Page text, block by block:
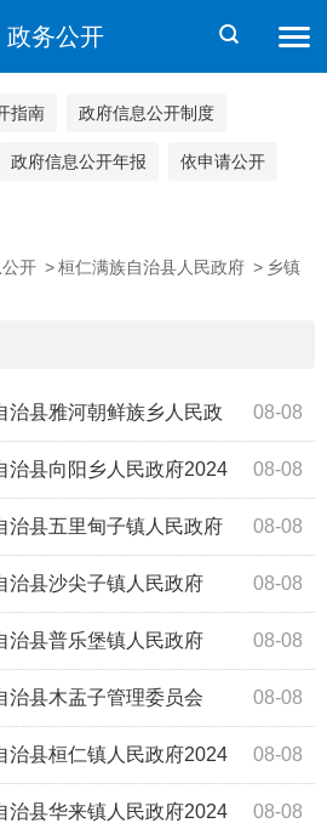
政务公开
指南 政府信息公开制度
政府信息公开年报 依申请公开
开 > 桓仁满族自治县人民政府 > 乡镇
08-08
治县雅河朝鲜族乡人民政
报告 08-08
治县向阳乡人民政府2024
08-08
治县五里甸子镇人民政府
告 08-08
治县沙尖子镇人民政府
告 08-08
治县普乐堡镇人民政府
告 08-08
治县木盂子管理委员会
告 08-08
治县桓仁镇人民政府2024
08-08
治县华来镇人民政府2024